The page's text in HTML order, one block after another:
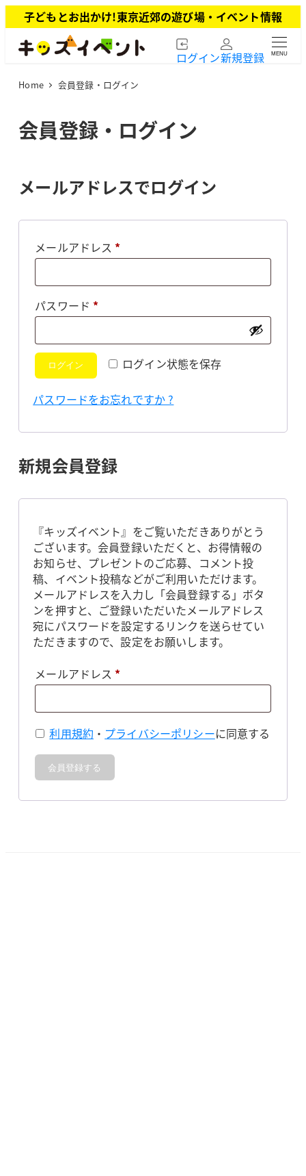
イ
子どもとお出かけ!東京近郊の遊び場・イベント情報
ログイン新規登録 MENU
Home 会員登録・ログイン
会員登録・ログイン
メールアドレスでログイン
メールアドレス *必
パスワード *必
ログイン状態を保存
ログイン
パスワードをお忘れですか ?
新規会員登録
『キッズイベント』をご覧いただきありがとう
ございます。会員登録いただくと、お得情報の
お知らせ、プレゼントのご応募、コメント投
稿、イベント投稿などがご利用いただけます。
メールアドレスを入力し「会員登録する」ボタ
ンを押すと、ご登録いただいたメールアドレス
宛にパスワードを設定するリンクを送らせてい
ただきますので、設定をお願いします。
メールアドレス *必
利用規約 ・ プライバシーポリシーに同意する
会員登録する